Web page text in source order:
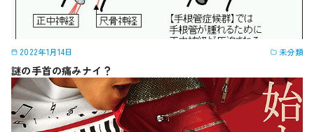
2022年1月14日 未分類
謎の手首の痛みナイ？